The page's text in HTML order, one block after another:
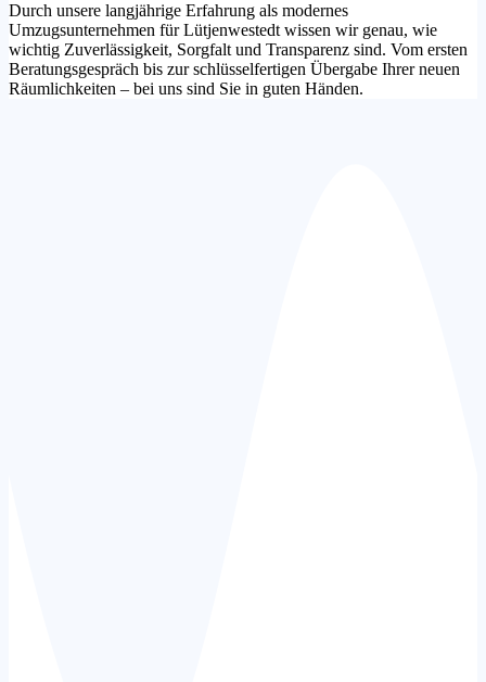
Durch unsere langjährige Erfahrung als modernes
Umzugsunternehmen für Lütjenwestedt wissen wir genau, wie
wichtig Zuverlässigkeit, Sorgfalt und Transparenz sind. Vom ersten
Beratungsgespräch bis zur schlüsselfertigen Übergabe Ihrer neuen
Räumlichkeiten – bei uns sind Sie in guten Händen.